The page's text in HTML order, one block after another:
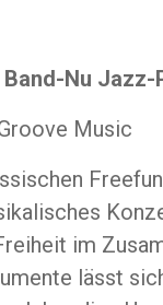
Nu
Music
im
lässt